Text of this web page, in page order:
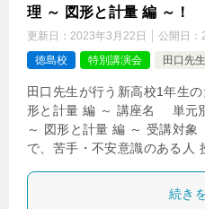
理 ～ 図形と計量 編 ～！
更新日： 2023年3月22日 公開日：
徳島校
特別講演会 田口先
田口先生が行う新高校1年生
形と計量 編 ～ 講座名 単元
～ 図形と計量 編 ～ 受講対
で、苦手・不安意識のある
続き